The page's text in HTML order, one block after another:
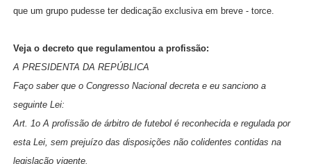
que um grupo pudesse ter dedicação exclusiva em breve - torce.
Veja o decreto que regulamentou a profissão:
A PRESIDENTA DA REPÚBLICA
Faço saber que o Congresso Nacional decreta e eu sanciono a
seguinte Lei:
Art. 1o A profissão de árbitro de futebol é reconhecida e regulada por
esta Lei, sem prejuízo das disposições não colidentes contidas na
legislação vigente.